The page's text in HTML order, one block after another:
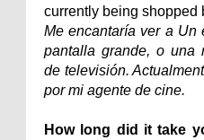
currently being shopped
Me encantaría ver a Un
pantalla grande, o una
de televisión.
por mi agente de cine.
How long did it take